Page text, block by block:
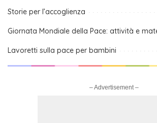
Storie per l’accoglienza
Giornata Mondiale della Pace: attività e
Lavoretti sulla pace per bambini
– Advertisement –